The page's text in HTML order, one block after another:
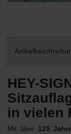
HEY-
in vielen
Mit über 125